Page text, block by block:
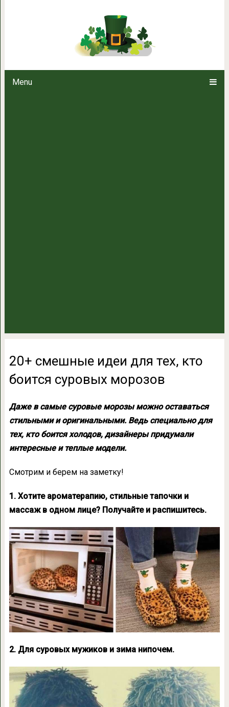
Menu
20+ смешные идеи для тех,
20+ смешные идеи для тех, кто
боится суровых морозов
Даже в самые суровые морозы можно оставаться
стильными и оригинальными. Ведь специально для
тех, кто боится холодов, дизайнеры придумали
интересные и теплые модели.
Смотрим и берем на заметку!
1. Хотите ароматерапию, стильные тапочки и
массаж в одном лице? Получайте и распишитесь.
2. Для суровых мужиков и зима нипочем.